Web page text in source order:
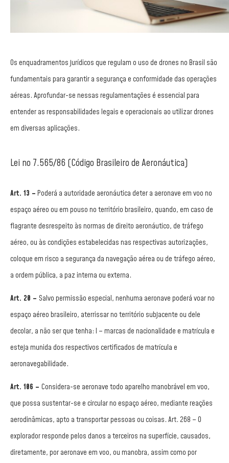
Os enquadramentos jurídicos que regulam o uso de drones no Brasil são
fundamentais para garantir a segurança e conformidade das operações
aéreas. Aprofundar-se nessas regulamentações é essencial para
entender as responsabilidades legais e operacionais ao utilizar drones
em diversas aplicações.
Lei no 7.565/86 (Código Brasileiro de Aeronáutica)
Art. 13 –Poderá a autoridade aeronáutica deter a aeronave em voo no
espaço aéreo ou em pouso no território brasileiro, quando, em caso de
flagrante desrespeito às normas de direito aeronáutico, de tráfego
aéreo, ou às condições estabelecidas nas respectivas autorizações,
coloque em risco a segurança da navegação aérea ou de tráfego aéreo,
a ordem pública, a paz interna ou externa.
Art. 20 – Salvo permissão especial, nenhuma aeronave poderá voar no
espaço aéreo brasileiro, aterrissar no território subjacente ou dele
decolar, a não ser que tenha: I – marcas de nacionalidade e matrícula e
esteja munida dos respectivos certificados de matrícula e
aeronavegabilidade.
Art. 106 – Considera-se aeronave todo aparelho manobrável em voo,
que possa sustentar-se e circular no espaço aéreo, mediante reações
aerodinâmicas, apto a transportar pessoas ou coisas. Art. 268 – O
explorador responde pelos danos a terceiros na superfície, causados,
diretamente, por aeronave em voo, ou manobra, assim como por